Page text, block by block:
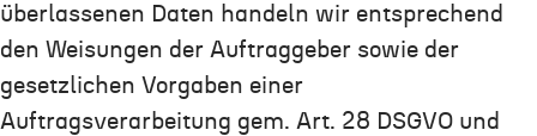
überlassenen Daten handeln wir entsprechend
den Weisungen der Auftraggeber sowie der
gesetzlichen Vorgaben einer
Auftragsverarbeitung gem. Art. 28 DSGVO und